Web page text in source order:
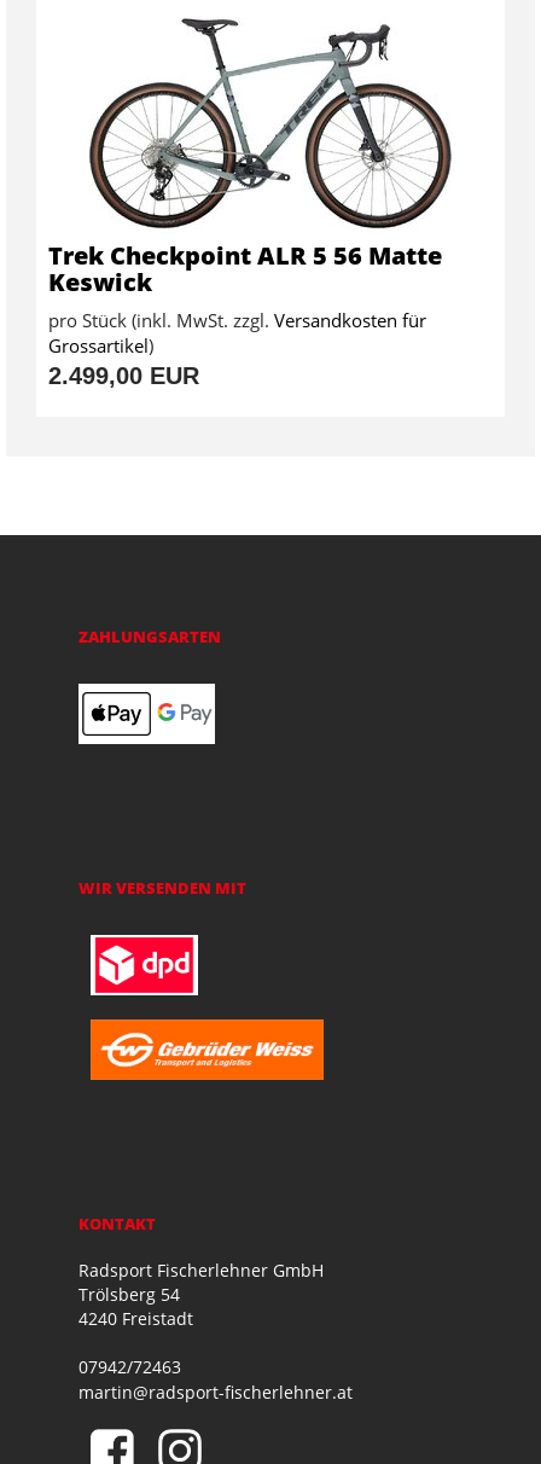
Trek Checkpoint ALR 5 56 Matte
Keswick
pro Stück (inkl. MwSt. zzgl. Versandkosten für
Grossartikel)
2.499,00 EUR
ZAHLUNGSARTEN
WIR VERSENDEN MIT
KONTAKT
Radsport Fischerlehner GmbH
Trölsberg 54
4240 Freistadt
07942/72463
martin@radsport-fischerlehner.at